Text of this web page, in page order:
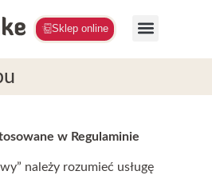
Sklep online
w Regulaminie
należy rozumieć usługę